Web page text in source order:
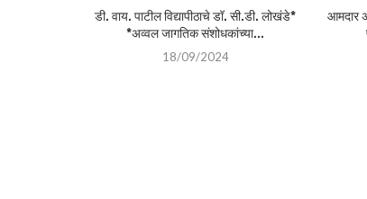
डी. वाय. पाटील विद्यापीठाचे डॉ. सी.डी. लोखंडे*
*अव्वल जागतिक संशोधकांच्या...
18/09/2024
आमदार